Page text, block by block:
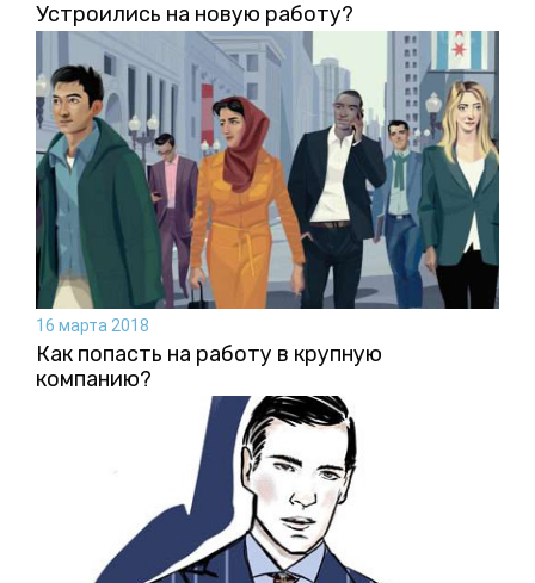
Устроились на новую работу?
16 марта 2018
Как попасть на работу в крупную
компанию?